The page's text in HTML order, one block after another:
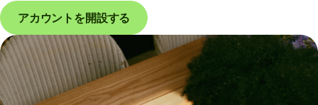
アカウントを開設する